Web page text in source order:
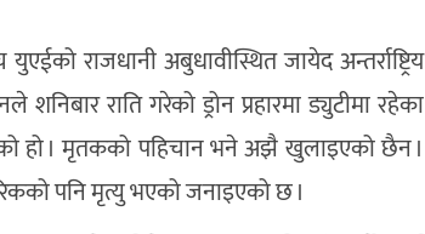
राजधानी अबुधावीस्थित जायेद अन्तर्राष्ट्रिय
राति गरेको ड्रोन प्रहारमा ड्युटीमा रहेका
हो । मृतकको पहिचान भने अझै खुलाइएको छैन ।
पनि मृत्यु भएको जनाइएको छ ।